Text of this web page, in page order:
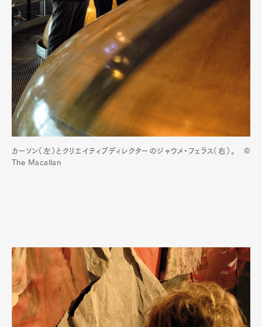
カーソン（左）とクリエイティブディレクターのジャウメ・フェラス（右）。 ©
The Macallan